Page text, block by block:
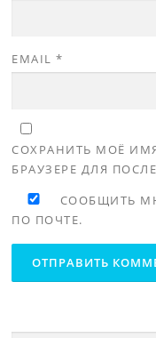
EMAIL*
СОХРАНИТЬ МОЁ
БРАУЗЕРЕ ДЛЯ
СООБЩИТЬ
ПО ПОЧТЕ.